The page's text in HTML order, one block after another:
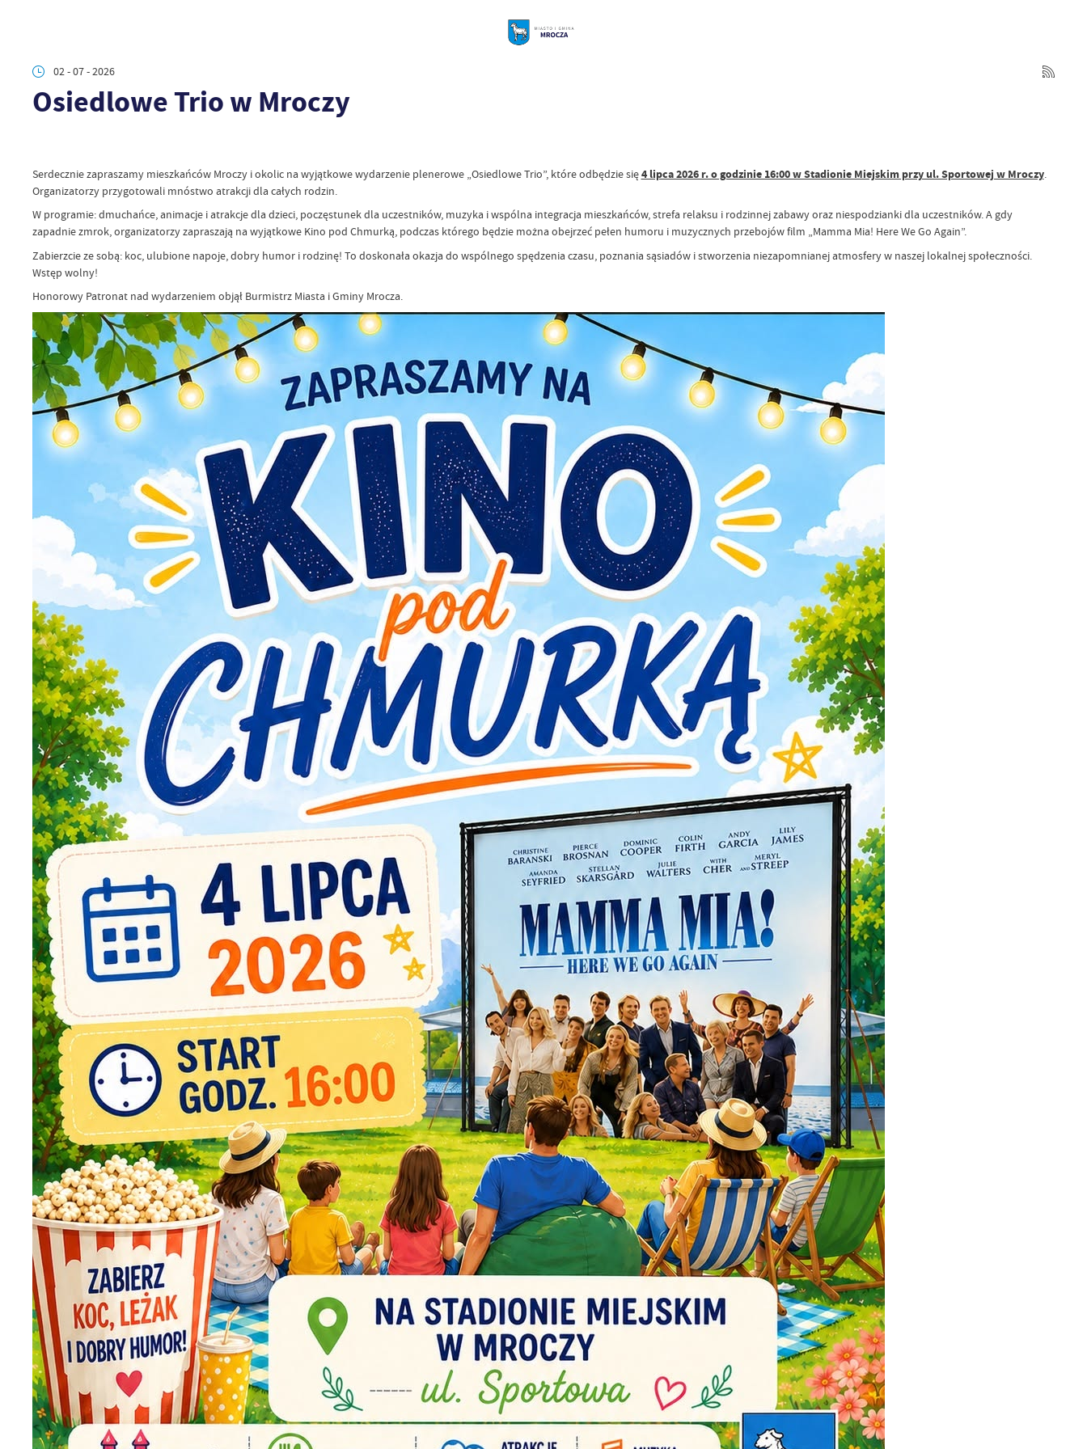
02 - 07 - 2026
Osiedlowe Trio w Mroczy
Serdecznie zapraszamy mieszkańców Mroczy i okolic na wyjątkowe wydarzenie plenerowe „Osiedlowe Trio”, które odbędzie się4 lipca 2026 r. o godzinie 16:00 w Stadionie Miejskim przy ul. Sportowej w Mroczy.
Organizatorzy przygotowali mnóstwo atrakcji dla całych rodzin.
W programie: dmuchańce, animacje i atrakcje dla dzieci, poczęstunek dla uczestników, muzyka i wspólna integracja mieszkańców, strefa relaksu i rodzinnej zabawy oraz niespodzianki dla uczestników. A gdy
zapadnie zmrok, organizatorzy zapraszają na wyjątkowe Kino pod Chmurką, podczas którego będzie można obejrzeć pełen humoru i muzycznych przebojów film „Mamma Mia! Here We Go Again”.
Zabierzcie ze sobą: koc, ulubione napoje, dobry humor i rodzinę! To doskonała okazja do wspólnego spędzenia czasu, poznania sąsiadów i stworzenia niezapomnianej atmosfery w naszej lokalnej społeczności.
Wstęp wolny!
Honorowy Patronat nad wydarzeniem objął Burmistrz Miasta i Gminy Mrocza.